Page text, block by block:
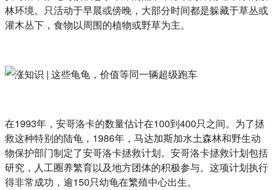
林环境。只活动于早晨或傍晚，大部分时间都是躲藏于草丛或
灌木丛下，食物以周围的植物或野草为主。
在1993年，安哥洛卡的数量估计在100到400只之间。为了拯
救这种特别的陆龟，1986年，马达加斯加水土森林和野生动
物保护部门制定了安哥洛卡拯救计划。安哥洛卡拯救计划包括
研究，人工圈养繁育以及地方团体的积极参与。这项计划执行
得非常成功，逾150只幼龟在繁殖中心出生。